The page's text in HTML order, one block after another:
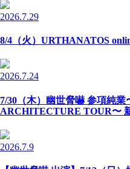
2026.7.29
8/4（火）URTHANATOS
2026.7.24
7/30（木）幽世脅嚇 参項純
ARCHITECTURE TOUR〜
2026.7.9